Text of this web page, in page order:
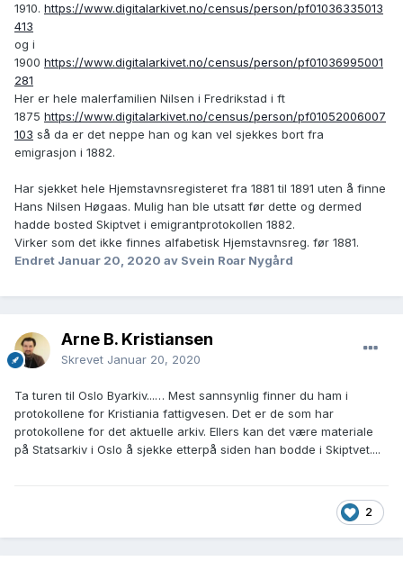
1910. https://www.digitalarkivet.no/census/person/pf01036335013
413
og i
1900 https://www.digitalarkivet.no/census/person/pf01036995001
281
Her er hele malerfamilien Nilsen i Fredrikstad i ft
1875 https://www.digitalarkivet.no/census/person/pf01052006007
103 så da er det neppe han og kan vel sjekkes bort fra
emigrasjon i 1882.
Har sjekket hele Hjemstavnsregisteret fra 1881 til 1891 uten å finne
Hans Nilsen Høgaas. Mulig han ble utsatt før dette og dermed
hadde bosted Skiptvet i emigrantprotokollen 1882.
Virker som det ikke finnes alfabetisk Hjemstavnsreg. før 1881.
Endret Januar 20, 2020 av Svein Roar Nygård
Arne B. Kristiansen
Skrevet Januar 20, 2020
Ta turen til Oslo Byarkiv...… Mest sannsynlig finner du ham i
protokollene for Kristiania fattigvesen. Det er de som har
protokollene for det aktuelle arkiv. Ellers kan det være materiale
på Statsarkiv i Oslo å sjekke etterpå siden han bodde i Skiptvet....
2